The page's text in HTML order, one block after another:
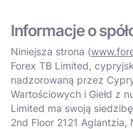
Informacje o
Niniejsza strona (
Forex TB Limited,
nadzorowaną przez
Wartościowych i Giełd z
Limited ma swoją
2nd Floor 2121 Aglantzia,